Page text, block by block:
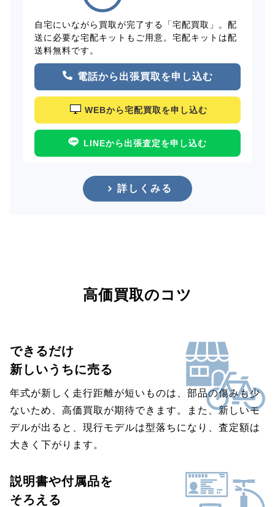
自宅にいながら買取が完了する「宅配買取」。配
送に必要な宅配キットもご用意。宅配キットは配
送料無料です。
電話から出張買取を申し込む
WEBから宅配買取を申し込む
LINEから出張査定を申し込む
詳しくみる
高価買取のコツ
できるだけ
新しいうちに売る
年式が新しく走行距離が短いものは、部品の傷みも少
ないため、高価買取が期待できます。また、新しいモ
デルが出ると、現行モデルは型落ちになり、査定額は
大きく下がります。
説明書や付属品を
そろえる